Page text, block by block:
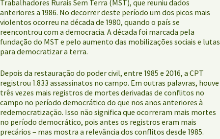
Trabalhadores Rurais Sem Terra (MST), que reuniu dados
anteriores a 1986. No decorrer deste período um dos picos mais
violentos ocorreu na década de 1980, quando o país se
reencontrou com a democracia. A década foi marcada pela
fundação do MST e pelo aumento das mobilizações sociais e lutas
para democratizar a terra.
Depois da restauração do poder civil, entre 1985 e 2016, a CPT
registrou 1.833 assassinatos no campo. Em outras palavras, houve
três vezes mais registros de mortes derivadas de conflitos no
campo no período democrático do que nos anos anteriores à
redemocratização. Isso não significa que ocorreram mais mortes
no período democrático, pois antes os registros eram mais
precários – mas mostra a relevância dos conflitos desde 1985.